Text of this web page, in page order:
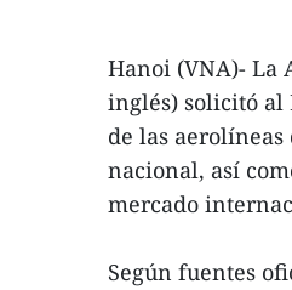
Hanoi (VNA)- La
inglés) solicitó
de las
nacional, así
mercado
Según fuentes